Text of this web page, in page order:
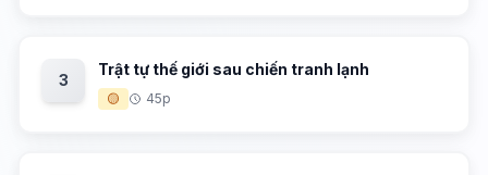
3
Trật tự thế giới sau chiến tranh lạnh
🟡 45p